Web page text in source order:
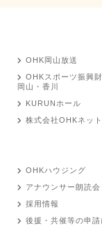
OHK岡山放送
OHKスポーツ振興
岡山・香川
KURUNホール
株式会社OHKネッ
OHKハウジング
アナウンサー朗読会
採用情報
後援・共催等の申請